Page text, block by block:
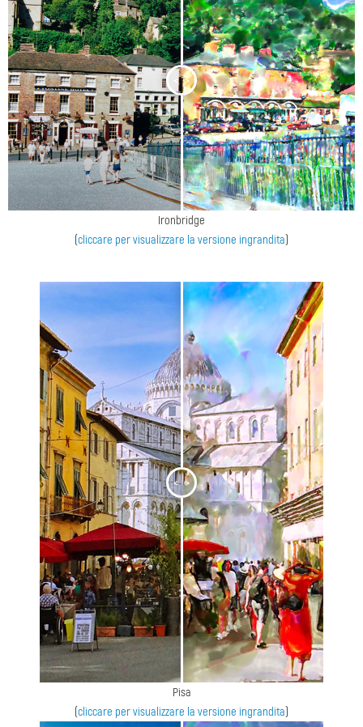
< >
Ironbridge
(cliccare per visualizzare la versione ingrandita)
< >
Pisa
(cliccare per visualizzare la versione ingrandita)